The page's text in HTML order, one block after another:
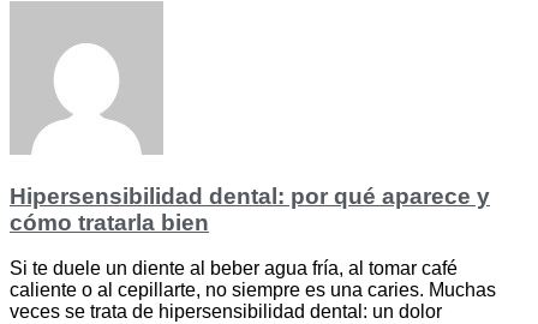
Hipersensibilidad dental: por qué aparece y
cómo tratarla bien
Si te duele un diente al beber agua fría, al tomar café
caliente o al cepillarte, no siempre es una caries. Muchas
veces se trata de hipersensibilidad dental: un dolor